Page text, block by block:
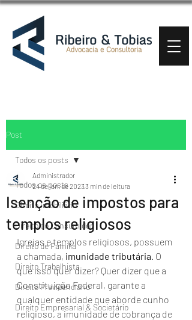
Post
Todos os posts
Direito Imobiliário
Direito do Consumidor
Direito de Família
Direito Trabalhista
Direito Previdenciário
Direito Empresarial & Societário
Todos os posts
Isenção de impostos para
templos religiosos
Administrador
24 de jan. de 20233 min de leitura
Igrejas e templos religiosos, possuem
a chamada, imunidade tributária. O
que isso quer dizer? Quer dizer que a
Constituição Federal, garante a
qualquer entidade que aborde cunho
religioso, a imunidade de cobrança de